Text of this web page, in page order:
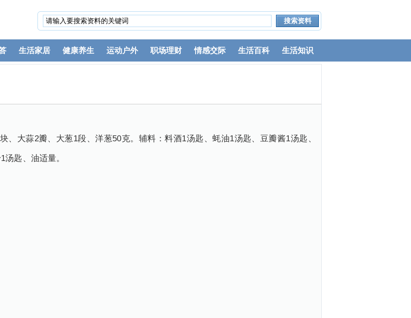
生活家居 健康养生 运动户外 职场理财 情感交际 生活百科 生活知识
、大蒜2瓣、大葱1段、洋葱50克。辅料：料酒1汤匙、蚝油1汤匙、豆瓣酱1汤匙、
匙、油适量。